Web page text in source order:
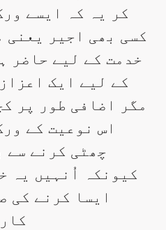
کر یہ کہ ایسے
کسی بھی اجیر یعنی
خدمت کے لیے حاضر
کے لیے ایک
مگر اضافی طور پر
اس نوعیت کے
چھٹی کرنے سے
کیونکہ اُنہیں یہ
ایسا کرنے کی